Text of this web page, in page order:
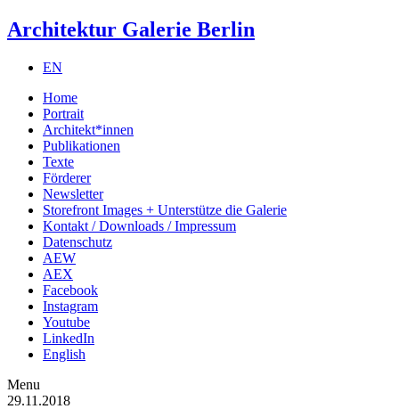
Architektur Galerie Berlin
EN
Home
Portrait
Architekt*innen
Publikationen
Texte
Förderer
Newsletter
Storefront Images + Unterstütze die Galerie
Kontakt / Downloads / Impressum
Datenschutz
AEW
AEX
Facebook
Instagram
Youtube
LinkedIn
English
Menu
29.11.2018